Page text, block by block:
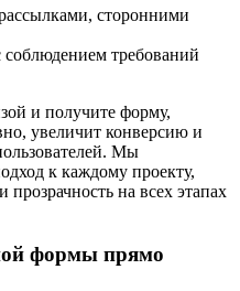
сторонними
требований
и получите форму,
увеличит конверсию и
Мы
к каждому проекту,
на всех этапах
формы прямо